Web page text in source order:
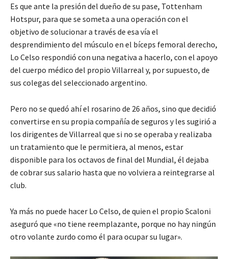
Es que ante la presión del dueño de su pase, Tottenham
Hotspur, para que se someta a una operación con el
objetivo de solucionar a través de esa vía el
desprendimiento del músculo en el bíceps femoral derecho,
Lo Celso respondió con una negativa a hacerlo, con el apoyo
del cuerpo médico del propio Villarreal y, por supuesto, de
sus colegas del seleccionado argentino.
Pero no se quedó ahí el rosarino de 26 años, sino que decidió
convertirse en su propia compañía de seguros y les sugirió a
los dirigentes de Villarreal que si no se operaba y realizaba
un tratamiento que le permitiera, al menos, estar
disponible para los octavos de final del Mundial, él dejaba
de cobrar sus salario hasta que no volviera a reintegrarse al
club.
Ya más no puede hacer Lo Celso, de quien el propio Scaloni
aseguró que «no tiene reemplazante, porque no hay ningún
otro volante zurdo como él para ocupar su lugar».